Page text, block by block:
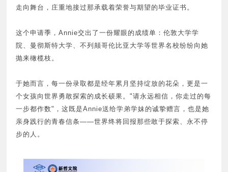
走向舞台，庄重地接过那承载着荣誉与期望的毕业证书。
这个申请季，Annie交出了一份耀眼的成绩单：伦敦大学学
院、曼彻斯特大学、不列颠哥伦比亚大学等世界名校纷纷向她
抛来橄榄枝。
于她而言，每一份录取都是经年累月坚持绽放的花朵，更是一
个女孩向世界勇敢探索的成长硕果。"请永远相信，你走过的每
一步都作数"，这既是Annie送给学弟学妹的诚挚赠言，也是她
亲身践行的青春信条——世界终将回报那些敢于探索、永不停
步的人。